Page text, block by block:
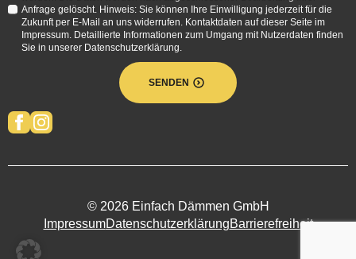
Anfrage gelöscht. Hinweis: Sie können Ihre Einwilligung jederzeit für die
Zukunft per E-Mail an uns widerrufen. Kontaktdaten auf dieser Seite im
Impressum. Detaillierte Informationen zum Umgang mit Nutzerdaten finden
Sie in unserer Datenschutzerklärung.
SENDEN
© 2026 Einfach Dämmen GmbH
ImpressumDatenschutzerklärungBarrierefreiheit